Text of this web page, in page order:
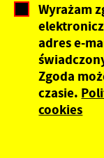
Wyrażam
adres e-
Zgoda
czasie.
cookies